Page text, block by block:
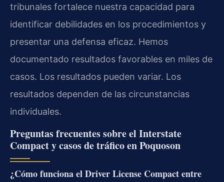
tribunales fortalece nuestra capacidad para
identificar debilidades en los procedimientos y
presentar una defensa eficaz. Hemos
documentado resultados favorables en miles de
casos. Los resultados pueden variar. Los
resultados dependen de las circunstancias
individuales.
Preguntas frecuentes sobre el Interstate
Compact y casos de tráfico en Poquoson
¿Cómo funciona el Driver License Compact entre